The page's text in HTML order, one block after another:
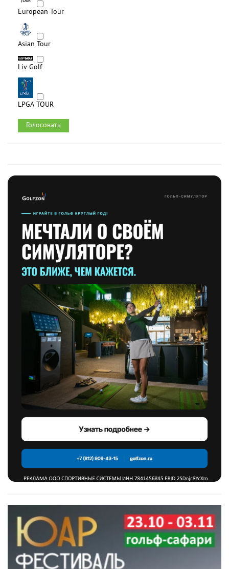
European Tour
Asian Tour
Liv Golf
LPGA TOUR